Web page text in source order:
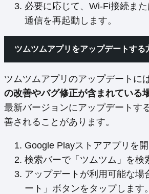
必要に応じて、Wi-Fi接続ま
通信を再起動します。
ツムツムアプリをアップデートする
ツムツムアプリのアップデートに
の改善やバグ修正が含まれている
最新バージョンにアップデートす
善されることがあります。
Google Playストアアプリを開
検索バーで「ツムツム」を検
アップデートが利用可能な場
ート」ボタンをタップします。